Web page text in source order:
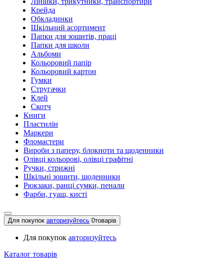
Крейда
Обкладинки
Шкільний асортимент
Папки для зошитів, праці
Папки для школи
Альбоми
Кольоровий папір
Кольоровий картон
Гумки
Стругачки
Клей
Скотч
Книги
Пластилін
Маркери
Фломастери
Вироби з паперу, блокноти та щоденники
Олівці кольорові, олівці графітні
Ручки, стрижні
Шкільні зошити, щоденники
Рюкзаки, ранці сумки, пенали
Фарби, гуаш, кисті
Для покупок авторизуйтесь 0товарів
Для покупок авторизуйтесь
Каталог товарів